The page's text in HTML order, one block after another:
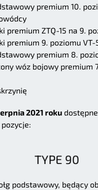
premium 10.
premium ZTQ-15 na 9.
premium 9. poziomu VT-
premium 8.
wóz bojowy premium
2021 roku
TYPE 90
podstawowy, będący